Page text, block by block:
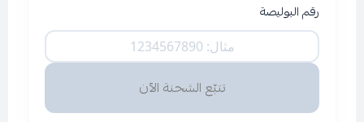
رقم البوليصة
تتبّع الشحنة الآن